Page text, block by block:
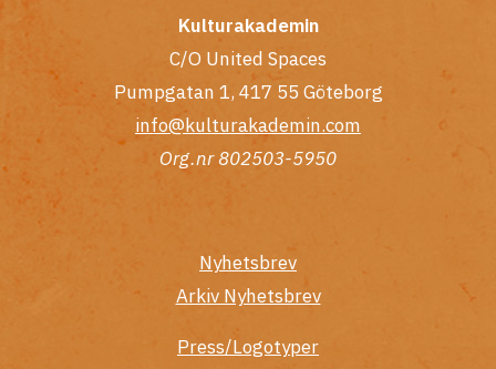
Kulturakademin
C/O United Spaces
Pumpgatan 1, 417 55 Göteborg
info@kulturakademin.com
Org.nr 802503-5950
Nyhetsbrev
Arkiv Nyhetsbrev
Press/Logotyper